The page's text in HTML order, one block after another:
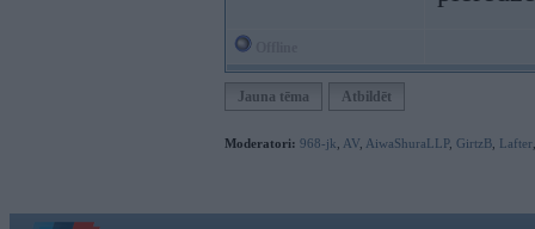
Jauna tēma Atbildēt
Moderatori: 968-jk AV AiwaShuraLLP, GirtzB Lafter